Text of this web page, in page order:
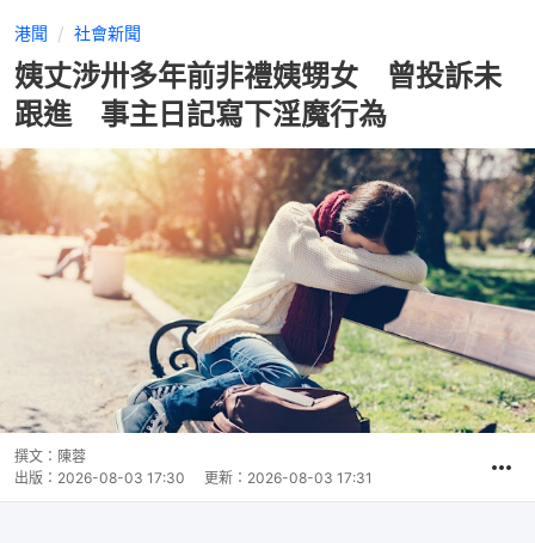
港聞 社會新聞
姨丈涉卅多年前非禮姨甥女 曾投訴未
跟進 事主日記寫下淫魔行為
撰文： 陳蓉
出版： 2026-08-03 17:30 更新： 2026-08-03 17:31